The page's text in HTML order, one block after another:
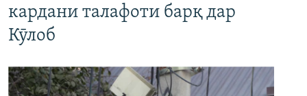
кардани талафоти барқ дар
Кӯлоб